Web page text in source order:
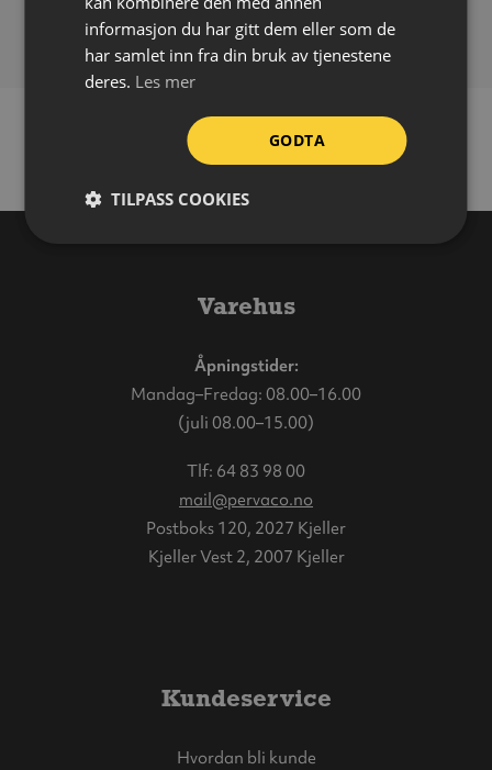
Forpakning:
Ark á 10 stk
Varehus
Åpningstider:
Mandag–Fredag: 08.00–16.00
(juli 08.00–15.00)
Tlf: 64 83 98 00
mail@pervaco.no
Postboks 120, 2027 Kjeller
Kjeller Vest 2, 2007 Kjeller
Kundeservice
Hvordan bli kunde
informasjon du har gitt dem eller som de
har samlet inn fra din bruk av tjenestene
deres. Les mer
GODTA
TILPASS COOKIES